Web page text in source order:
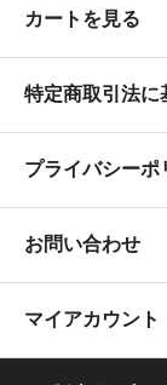
カートを見る
特定商取引法に
プライバシーポ
お問い合わせ
マイアカウント